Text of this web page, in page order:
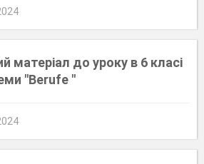
матеріал до уроку в 6 класі
"Berufe "